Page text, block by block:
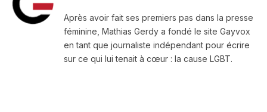
Après avoir fait ses premiers pas dans la presse
féminine, Mathias Gerdy a fondé le site Gayvox
en tant que journaliste indépendant pour écrire
sur ce qui lui tenait à cœur : la cause LGBT.